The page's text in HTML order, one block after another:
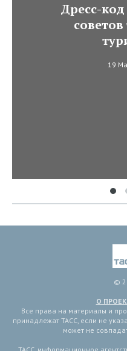
Дресс-
19
©
О
Все права на материалы и
принадлежат ТАСС, если не
может не